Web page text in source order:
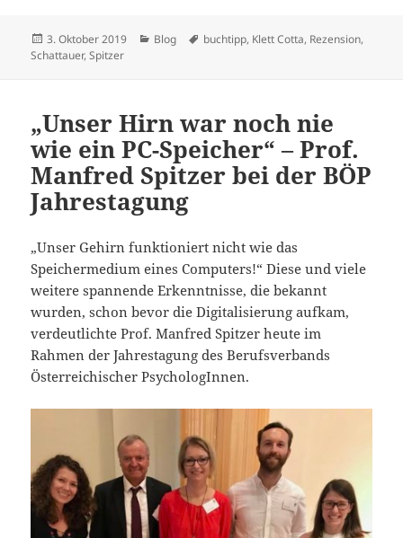
Veröffentlicht
am
3. Oktober 2019 Kategorien
Blog Schlagwörter
buchtipp, Klett Cotta, Rezension,
Schattauer,Spitzer
„Unser Hirn war noch nie
wie ein PC-Speicher“ – Prof.
Manfred Spitzer bei der BÖP
Jahrestagung
„Unser Gehirn funktioniert nicht wie das
Speichermedium eines Computers!“ Diese und viele
weitere spannende Erkenntnisse, die bekannt
wurden, schon bevor die Digitalisierung aufkam,
verdeutlichte Prof. Manfred Spitzer heute im
Rahmen der Jahrestagung des Berufsverbands
Österreichischer PsychologInnen.